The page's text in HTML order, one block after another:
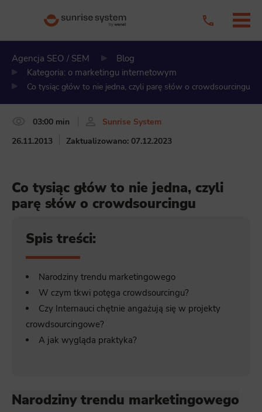
Agencja SEO / SEM
Blog
Kategoria: o marketingu internetowym
Co tysiąc głów to nie jedna, czyli parę słów o crowdsourcingu
03:00 min
Sunrise System
26.11.2013
Zaktualizowano: 07.12.2023
Co tysiąc głów to nie jedna, czyli
parę słów o crowdsourcingu
Spis treści:
Narodziny trendu marketingowego
W czym tkwi potęga crowdsourcingu?
Czy Internauci chętnie angażują się w projekty
crowdsourcingowe?
A jak wygląda praktyka?
Narodziny trendu marketingowego